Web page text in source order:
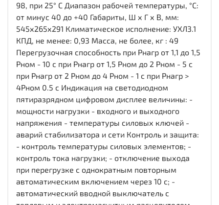
98, при 25° С Диапазон рабочей температуры, °С:
от минус 40 до +40 Габариты, Ш х Г х В, мм:
545х265х291 Климатическое исполнение: УХЛ3.1
КПД, не менее: 0,93 Масса, не более, кг : 49
Перегрузочная способность при Рнагр от 1,1 до 1,5
Рном - 10 с при Рнагр от 1,5 Рном до 2 Рном - 5 с
при Рнагр от 2 Рном до 4 Рном - 1 с при Рнагр >
4Рном 0.5 с Индикация на светодиодном
пятиразрядном цифровом дисплее величины: -
мощности нагрузки - входного и выходного
напряжения - температуры силовых ключей -
аварий стабилизатора и сети Контроль и защита:
- контроль температуры силовых элементов; -
контроль тока нагрузки; - отключение выхода
при перегрузке с однократным повторным
автоматическим включением через 10 с; -
автоматический вводной выключатель с